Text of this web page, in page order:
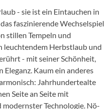
- sie ist ein Eintauchen in
faszinierende Wechselspiel
stillen Tempeln und
leuchtendem Herbstlaub und
- mit seiner Schönheit,
Kaum ein anderes
Jahrhundertealte
Seite an Seite mit
Technologie. Nö-